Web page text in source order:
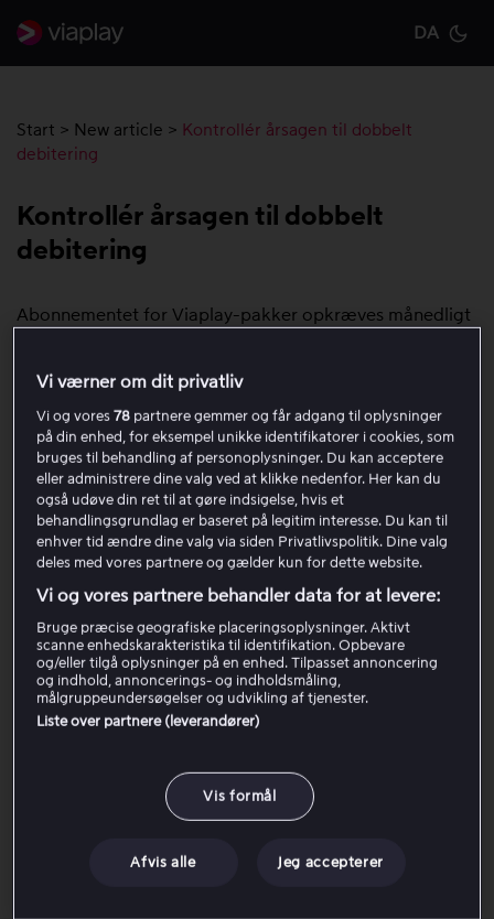
DA
Start > New article > Kontrollér årsagen til dobbelt
debitering
Kontrollér årsagen til dobbelt
debitering
Abonnementet for Viaplay-pakker opkræves månedligt
abonnement to gange inden for 30 dage uden selv at
have ændret betalingsdatoen, kan det skyldes en
forsinket betaling, en ændring af abonnementet eller et
ekstra køb.
Følg trinene nedenfor for at kontrollere årsagen til
opkrævningen:
Log ind på den Viaplay-konto, der er blevet
opkrævet.
ÅbnMin konto.
VælgVis betalingshistorik.
Kontrollér dato, titel og beløb for dine
Læs nedenfor for at se de mest almindelige årsager til
uregelmæssige opkrævninger:
Vi værner om dit privatliv
Vi og vores78 partnere gemmer og får adgang til oplysninger
på din enhed, for eksempel unikke identifikatorer i cookies, som
bruges til behandling af personoplysninger. Du kan acceptere
eller administrere dine valg ved at klikke nedenfor. Her kan du
også udøve din ret til at gøre indsigelse, hvis et
behandlingsgrundlag er baseret på legitim interesse. Du kan til
enhver tid ændre dine valg via siden Privatlivspolitik. Dine valg
deles med vores partnere og gælder kun for dette website.
Vi og vores partnere behandler data for at levere:
Bruge præcise geografiske placeringsoplysninger. Aktivt
scanne enhedskarakteristika til identifikation. Opbevare
og/eller tilgå oplysninger på en enhed. Tilpasset annoncering
og indhold, annoncerings- og indholdsmåling,
målgruppeundersøgelser og udvikling af tjenester.
Liste over partnere (leverandører)
Vis formål
Afvis alle Jeg accepterer